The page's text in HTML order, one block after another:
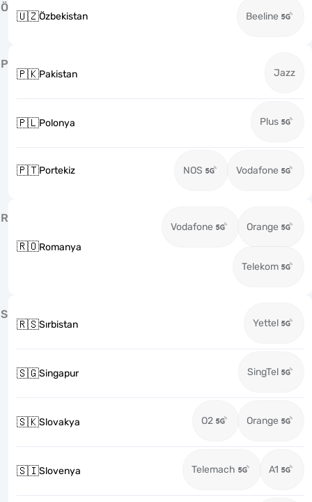
Ö
🇺🇿Özbekistan Beeline
P
🇵🇰Pakistan Jazz
🇵🇱Polonya Plus
🇵🇹Portekiz NOS Vodafone
R
🇷🇴Romanya
Vodafone Orange
Telekom
S
🇷🇸Sırbistan Yettel
🇸🇬Singapur SingTel
🇸🇰Slovakya O2 Orange
🇸🇮Slovenya Telemach A1